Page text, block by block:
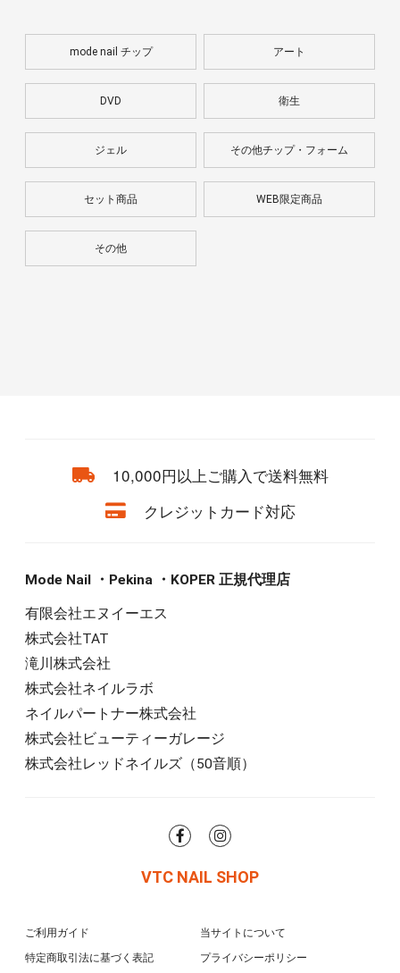
mode nail チップ アート
DVD 衛生
ジェル その他チップ・フォーム
セット商品 WEB限定商品
その他
10,000円以上ご購入で送料無料
クレジットカード対応
Mode Nail ・Pekina ・KOPER 正規代理店
有限会社エヌイーエス
株式会社TAT
滝川株式会社
株式会社ネイルラボ
ネイルパートナー株式会社
株式会社ビューティーガレージ
株式会社レッドネイルズ（50音順）
VTC NAIL SHOP
ご利用ガイド
当サイトについて
特定商取引法に基づく表記
プライバシーポリシー